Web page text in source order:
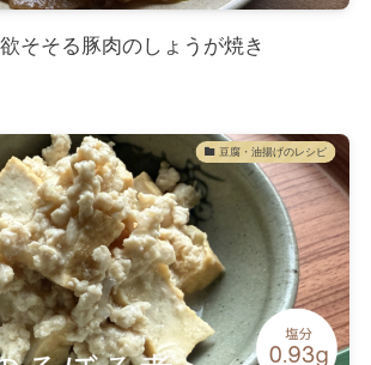
欲そそる豚肉のしょうが焼き
豆腐・油揚げのレシピ